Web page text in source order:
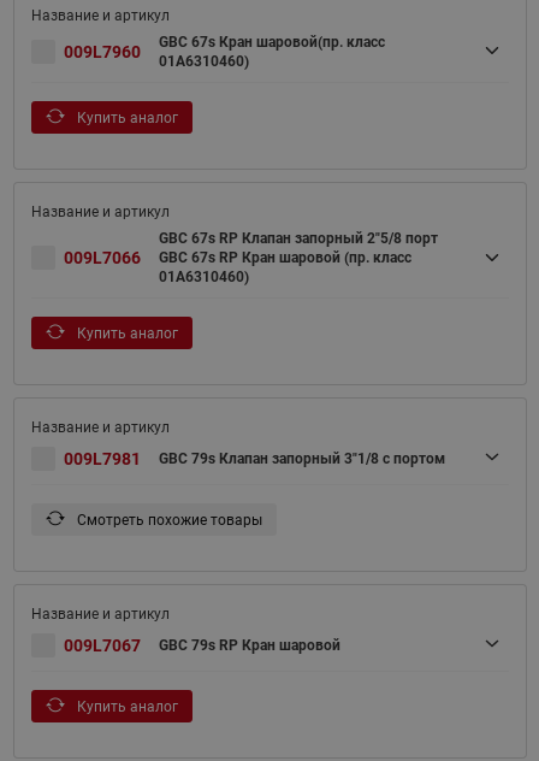
009L7960
GBC 67s Кран шаровой(пр. класс
01A6310460)
Купить аналог
009L7066
GBC 67s RP Клапан запорный 2"5/8 порт
GBC 67s RP Кран шаровой (пр. класс
01A6310460)
Купить аналог
009L7981 GBC 79s Клапан запорный 3"1/8 с портом
Смотреть похожие товары
009L7067 GBC 79s RP Кран шаровой
Купить аналог